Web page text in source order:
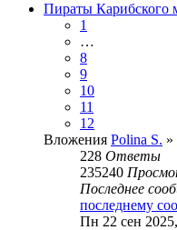
Пираты Карибского
1
…
8
9
10
11
12
Вложения Polina S. »
228 Ответы
235240
Последнее
последнему
Пн 22 сен